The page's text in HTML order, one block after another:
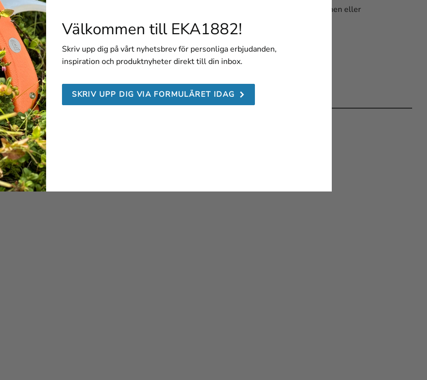
på jobbet eller fixar något hemma. Sågen är lätt att packa ner i ryggsäcken, bilen, husvagnen eller
Combi Saw. Klicka här!
Välkommen till EKA1882!
Skriv upp dig på vårt nyhetsbrev för personliga erbjudanden,
inspiration och produktnyheter direkt till din inbox.
SKRIV UPP DIG VIA FORMULÄRET IDAG